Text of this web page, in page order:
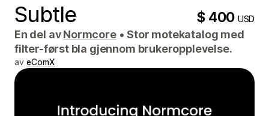
Subtle $ 400USD
En del avNormcore • Stor motekatalog med
filter-først bla gjennom brukeropplevelse.
av eComX